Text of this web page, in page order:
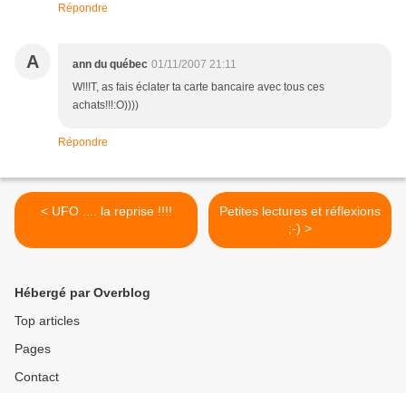
Répondre
A ann du québec 01/11/2007 21:11
W!!!T, as fais éclater ta carte bancaire avec tous ces
achats!!!:O))))
Répondre
< UFO .... la reprise !!!!
Petites lectures et réflexions
;-) >
Hébergé par Overblog
Top articles
Pages
Contact